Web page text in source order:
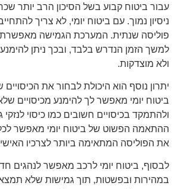
עבור ביטוח קבוע בשל הסיכון הרב יותר
ניסיון נמוך. עם ביטוח יומי, לא צריך
פוליסה שנתית. המערכת הגמישה מאפשרת
למשך הזמן הנדרש בלבד, ובכך ניתן
ולא מוצדקות.
יתרון נוסף הוא היכולת לבחור את
ביטוח יומי מאפשר לך להימנע מכיסויים
ולהתמקד בכיסויים חשובים כמו כיסוי לנזקי
ההתאמה הפשוט של ביטוח יומי מאפשר
את הפוליסה המתאימה ביותר לצרכיו
לבסוף, ביטוח יומי לרכב מאפשר לנהגים
במהירות ובפשטות, תוך גמישות שלא תמצא